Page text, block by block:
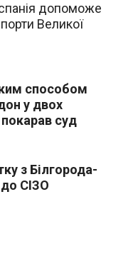
допоможе
Великої
способом
у двох
суд
з Білгорода-
СІЗО